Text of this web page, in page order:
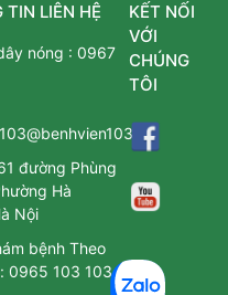
TIN LIÊN HỆ
nóng :0967
đường Phùng
Hà
Nội
bệnh Theo
0965 103 103
KẾT NỐI
VỚI
CHÚNG
TÔI